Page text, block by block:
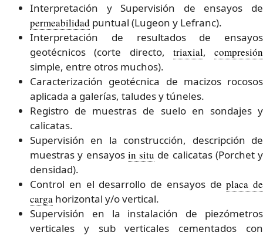
Interpretación y Supervisión de ensayos de
permeabilidad puntual (Lugeon y Lefranc).
Interpretación de resultados de ensayos
geotécnicos (corte directo, triaxial, compresión
simple, entre otros muchos).
Caracterización geotécnica de macizos rocosos
aplicada a galerías, taludes y túneles.
Registro de muestras de suelo en sondajes y
calicatas.
Supervisión en la construcción, descripción de
muestras y ensayos in situ de calicatas (Porchet y
densidad).
Control en el desarrollo de ensayos deplaca de
carga horizontal y/o vertical.
Supervisión en la instalación de piezómetros
verticales y sub verticales cementados con